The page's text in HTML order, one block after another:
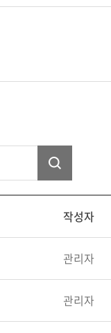
작성자
관리자
관리자